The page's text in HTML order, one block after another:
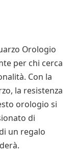
Orologio
per chi cerca
Con la
la resistenza
orologio si
di
un regalo